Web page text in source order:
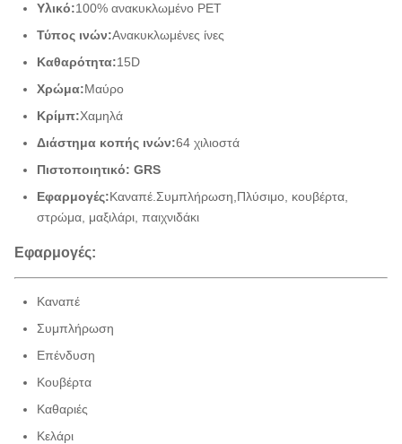
Υλικό:100% ανακυκλωμένο PET
Τύπος ινών:Ανακυκλωμένες ίνες
Καθαρότητα:15D
Χρώμα:Μαύρο
Κρίμπ:Χαμηλά
Διάστημα κοπής ινών:64 χιλιοστά
Πιστοποιητικό: GRS
Εφαρμογές:Καναπέ. Συμπλήρωση, Πλύσιμο, κουβέρτα,
στρώμα, μαξιλάρι, παιχνιδάκι
Εφαρμογές:
Καναπέ
Συμπλήρωση
Επένδυση
Κουβέρτα
Καθαριές
Κελάρι